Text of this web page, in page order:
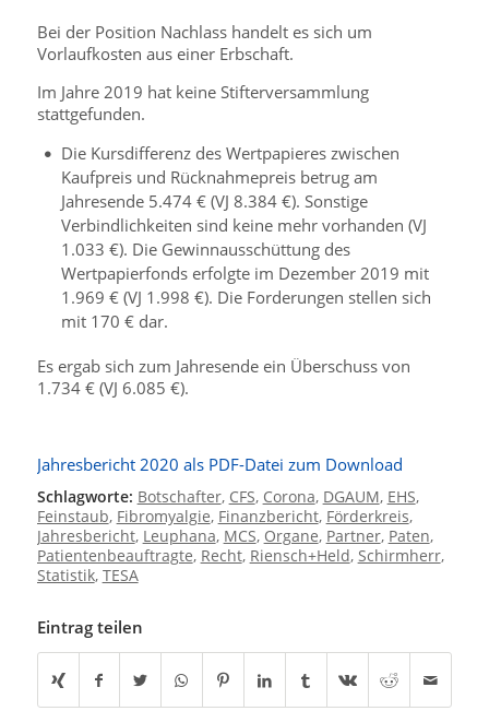
Bei der Position Nachlass handelt es sich um
Vorlaufkosten aus einer Erbschaft.
Im Jahre 2019 hat keine Stifterversammlung
stattgefunden.
Die Kursdifferenz des Wertpapieres zwischen
Kaufpreis und Rücknahmepreis betrug am
Jahresende 5.474 € (VJ 8.384 €). Sonstige
Verbindlichkeiten sind keine mehr vorhanden (VJ
1.033 €). Die Gewinnausschüttung des
Wertpapierfonds erfolgte im Dezember 2019 mit
1.969 € (VJ 1.998 €). Die Forderungen stellen sich
mit 170 € dar.
Es ergab sich zum Jahresende ein Überschuss von
1.734 € (VJ 6.085 €).
Jahresbericht 2020 als PDF-Datei zum Download
Schlagworte: Botschafter, CFS, Corona, DGAUM, EHS,
Feinstaub, Fibromyalgie, Finanzbericht, Förderkreis,
Jahresbericht, Leuphana, MCS, Organe, Partner, Paten,
Patientenbeauftragte, Recht, Riensch+Held, Schirmherr,
Statistik, TESA
Eintrag teilen